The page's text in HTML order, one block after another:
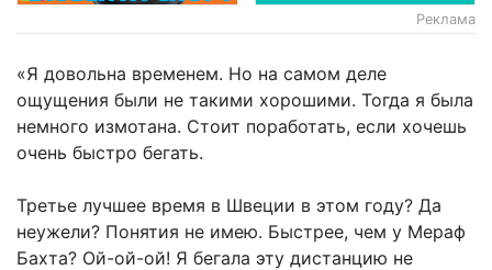
Реклама
«Я довольна временем. Но на самом деле
ощущения были не такими хорошими. Тогда я была
немного измотана. Стоит поработать, если хочешь
очень быстро бегать.
Третье лучшее время в Швеции в этом году? Да
неужели? Понятия не имею. Быстрее, чем у Мераф
Бахта? Ой-ой-ой! Я бегала эту дистанцию не